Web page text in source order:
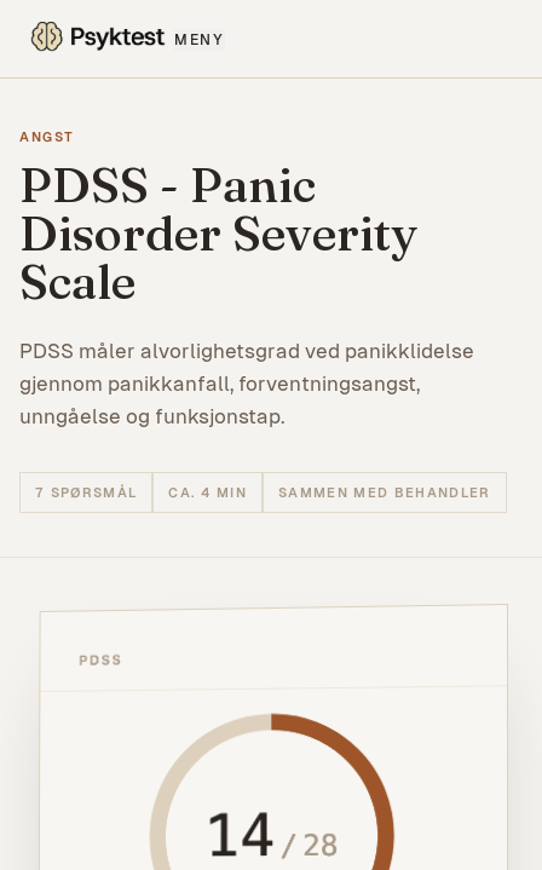
MENY
ANGST
PDSS - Panic
Disorder Severity
Scale
PDSS måler alvorlighetsgrad ved panikklidelse
gjennom panikkanfall, forventningsangst,
unngåelse og funksjonstap.
7 SPØRSMÅL CA. 4 MIN SAMMEN MED BEHANDLER